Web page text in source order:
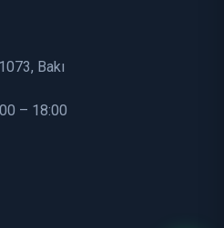
Bakı
– 18:00